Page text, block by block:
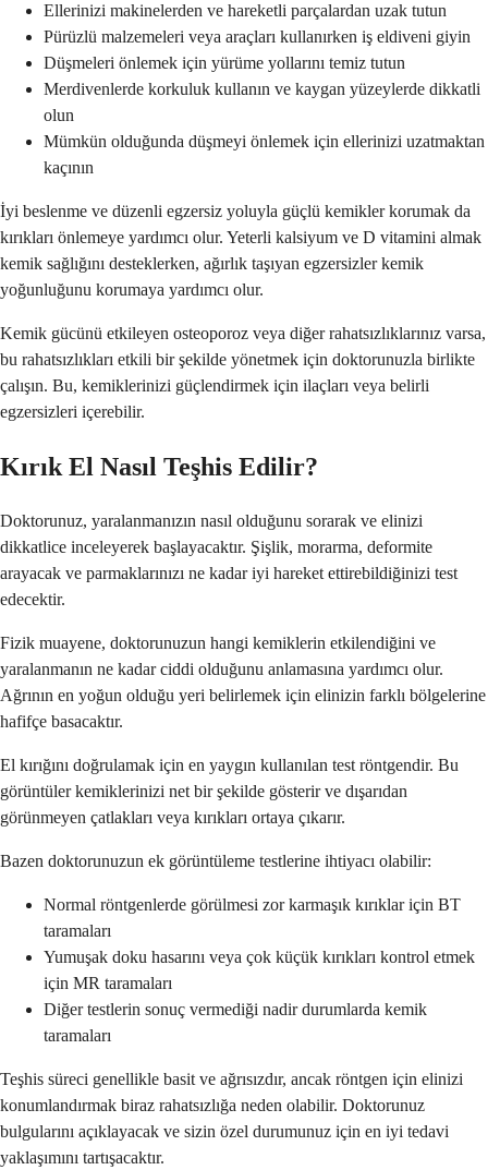
Ellerinizi makinelerden ve hareketli parçalardan uzak tutun
Pürüzlü malzemeleri veya araçları kullanırken iş eldiveni giyin
Düşmeleri önlemek için yürüme yollarını temiz tutun
Merdivenlerde korkuluk kullanın ve kaygan yüzeylerde dikkatli
olun
Mümkün olduğunda düşmeyi önlemek için ellerinizi uzatmaktan
kaçının
İyi beslenme ve düzenli egzersiz yoluyla güçlü kemikler korumak da
kırıkları önlemeye yardımcı olur. Yeterli kalsiyum ve D vitamini almak
kemik sağlığını desteklerken, ağırlık taşıyan egzersizler kemik
yoğunluğunu korumaya yardımcı olur.
Kemik gücünü etkileyen osteoporoz veya diğer rahatsızlıklarınız varsa,
bu rahatsızlıkları etkili bir şekilde yönetmek için doktorunuzla birlikte
çalışın. Bu, kemiklerinizi güçlendirmek için ilaçları veya belirli
egzersizleri içerebilir.
Kırık El Nasıl Teşhis Edilir?
Doktorunuz, yaralanmanızın nasıl olduğunu sorarak ve elinizi
dikkatlice inceleyerek başlayacaktır. Şişlik, morarma, deformite
arayacak ve parmaklarınızı ne kadar iyi hareket ettirebildiğinizi test
edecektir.
Fizik muayene, doktorunuzun hangi kemiklerin etkilendiğini ve
yaralanmanın ne kadar ciddi olduğunu anlamasına yardımcı olur.
Ağrının en yoğun olduğu yeri belirlemek için elinizin farklı bölgelerine
hafifçe basacaktır.
El kırığını doğrulamak için en yaygın kullanılan test röntgendir. Bu
görüntüler kemiklerinizi net bir şekilde gösterir ve dışarıdan
görünmeyen çatlakları veya kırıkları ortaya çıkarır.
Bazen doktorunuzun ek görüntüleme testlerine ihtiyacı olabilir:
Normal röntgenlerde görülmesi zor karmaşık kırıklar için BT
taramaları
Yumuşak doku hasarını veya çok küçük kırıkları kontrol etmek
için MR taramaları
Diğer testlerin sonuç vermediği nadir durumlarda kemik
taramaları
Teşhis süreci genellikle basit ve ağrısızdır, ancak röntgen için elinizi
konumlandırmak biraz rahatsızlığa neden olabilir. Doktorunuz
bulgularını açıklayacak ve sizin özel durumunuz için en iyi tedavi
yaklaşımını tartışacaktır.